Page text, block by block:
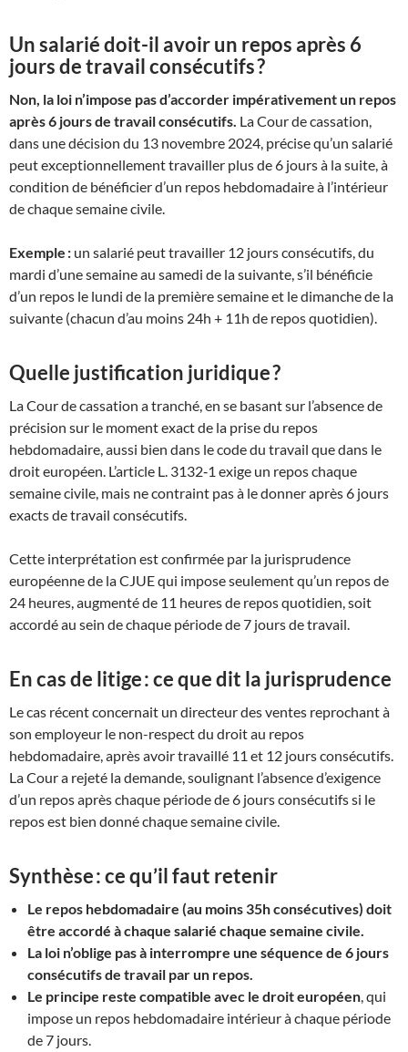
Un salarié doit-il avoir un repos après 6
jours de travail consécutifs ?
Non, la loi n’impose pas d’accorder impérativement un repos
après 6 jours de travail consécutifs. La Cour de cassation,
dans une décision du 13 novembre 2024, précise qu’un salarié
peut exceptionnellement travailler plus de 6 jours à la suite, à
condition de bénéficier d’un repos hebdomadaire à l’intérieur
de chaque semaine civile.
Exemple : un salarié peut travailler 12 jours consécutifs, du
mardi d’une semaine au samedi de la suivante, s’il bénéficie
d’un repos le lundi de la première semaine et le dimanche de la
suivante (chacun d’au moins 24h + 11h de repos quotidien).
Quelle justification juridique ?
La Cour de cassation a tranché, en se basant sur l’absence de
précision sur le moment exact de la prise du repos
hebdomadaire, aussi bien dans le code du travail que dans le
droit européen. L’article L. 3132‑1 exige un repos chaque
semaine civile, mais ne contraint pas à le donner après 6 jours
exacts de travail consécutifs.
Cette interprétation est confirmée par la jurisprudence
européenne de la CJUE qui impose seulement qu’un repos de
24 heures, augmenté de 11 heures de repos quotidien, soit
accordé au sein de chaque période de 7 jours de travail.
En cas de litige : ce que dit la jurisprudence
Le cas récent concernait un directeur des ventes reprochant à
son employeur le non-respect du droit au repos
hebdomadaire, après avoir travaillé 11 et 12 jours consécutifs.
La Cour a rejeté la demande, soulignant l’absence d’exigence
d’un repos après chaque période de 6 jours consécutifs si le
repos est bien donné chaque semaine civile.
Synthèse : ce qu’il faut retenir
Le repos hebdomadaire (au moins 35h consécutives) doit
être accordé à chaque salarié chaque semaine civile.
La loi n’oblige pas à interrompre une séquence de 6 jours
consécutifs de travail par un repos.
Le principe reste compatible avec le droit européen, qui
impose un repos hebdomadaire intérieur à chaque période
de 7 jours.